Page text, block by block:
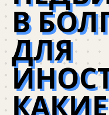
В
ДЛЯ
КАКИЕ